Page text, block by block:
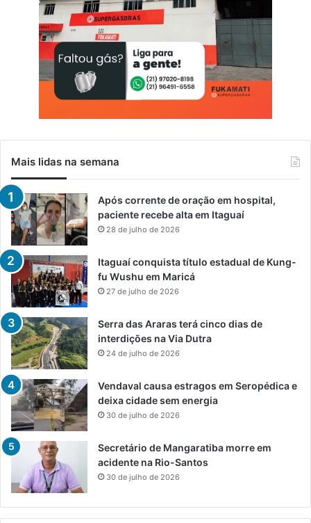
Mais lidas na semana
Após corrente de oração em hospital,
paciente recebe alta em Itaguaí
28 de julho de 2026
Itaguaí conquista título estadual de Kung-
fu Wushu em Maricá
27 de julho de 2026
Serra das Araras terá cinco dias de
interdições na Via Dutra
24 de julho de 2026
Vendaval causa estragos em Seropédica e
deixa cidade sem energia
30 de julho de 2026
Secretário de Mangaratiba morre em
acidente na Rio-Santos
30 de julho de 2026